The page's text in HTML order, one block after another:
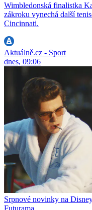
Wimbledonská finalistka
zákroku vynechá další
Cincinnati.
Aktuálně.cz - Sport
dnes, 09:06
Srpnové novinky na
Futurama